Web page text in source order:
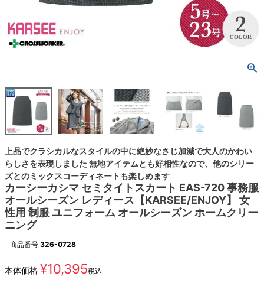
上品でクラシカルなスタイルの中に絶妙なさじ加減で大人のかわい
らしさを表現しました 無地アイテムとも好相性なので、他のシリー
ズとのミックスコーディネートも楽しめます
カーシーカシマ セミタイトスカート EAS-720 事務服
オールシーズン レディース【KARSEE/ENJOY】 女
性用 制服 ユニフォーム オールシーズン ホームクリー
ニング
商品番号 326-0728
本体価格 ¥10,395税込